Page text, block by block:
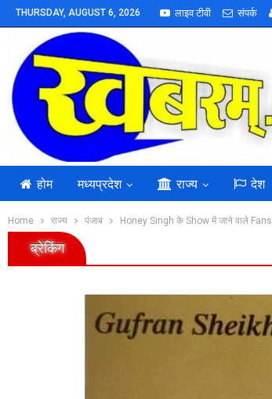
THURSDAY, AUGUST 6, 2026 लाइव टीवी संपर्क
होम मध्यप्रदेश राज्य देश
Home राज्य पंजाब Honey Singh के Show में जाने वाले
ब्रेकिंग